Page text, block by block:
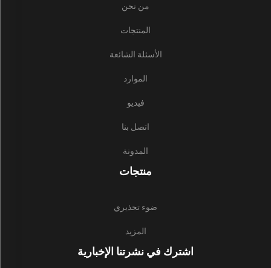
من نحن
المنتجات
الأسئلة الشائعة
الموارد
فيديو
اتصل بنا
المدونة
منتجات
ضوء تحذيري
المزيد
اشترك في نشرتنا الإخبارية